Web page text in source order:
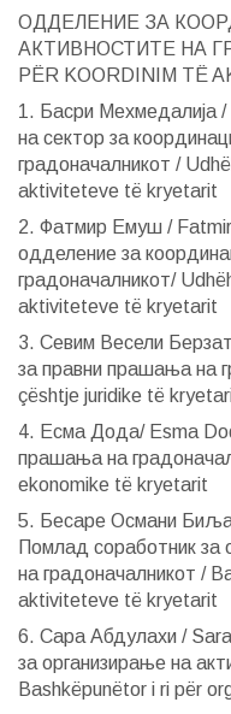
ОДДЕЛЕНИЕ ЗА
АКТИВНОСТИТЕ НА
PËR KOORDINIM TË
1. Басри Мехмедалија
на сектор за
градоначалникот /
aktiviteteve të kryetarit
2. Фатмир Емуш /
одделение за
градоначалникот/
aktiviteteve të kryetarit
3. Севим Весели
за правни прашања на
çështje juridike të
4. Есма Дода/ Esma
прашања на
ekonomike të kryetarit
5. Бесаре Османи
Помлад соработник за
на градоначалникот /
aktiviteteve të kryetarit
6. Сара Абдулахи /
за организирање на
Bashkëpunëtor i ri për